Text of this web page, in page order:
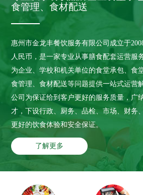
食管理、食材配送
惠州市金龙丰餐饮服务有限公司成立于
人民币，是一家专业从事膳食配套运营服
为企业、学校和机关单位的食堂承包、食
食管理、食材配送等问题提供一站式运营
公司为保证给到客户更好的服务质量，广
才，下设行政、厨务、品检、市场、财务
更好的饮食体验和安全保证。
了解更多